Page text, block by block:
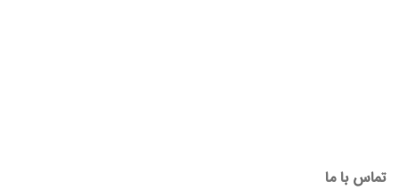
تماس با ما